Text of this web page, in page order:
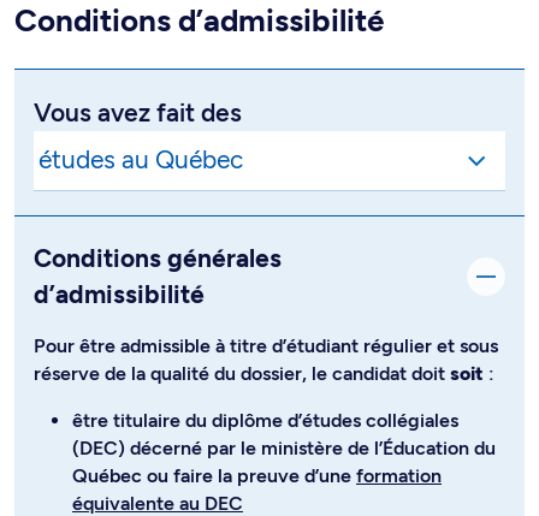
Conditions d’admissibilité
Vous avez fait des
Conditions générales
d’admissibilité
Pour être admissible à titre d’étudiant régulier et sous
réserve de la qualité du dossier, le candidat doit soit :
être titulaire du diplôme d’études collégiales
(DEC) décerné par le ministère de l’Éducation du
Québec ou faire la preuve d’une formation
équivalente au DEC